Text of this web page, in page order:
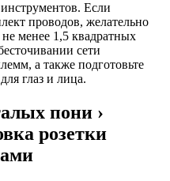
Если
проводов, желательно
менее 1,5 квадратных
сети
а также подготовьте
глаз и лица.
пони ›
розетки